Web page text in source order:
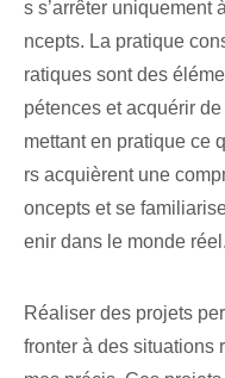
s s’arrêter uniquement
ncepts. La pratique
ratiques sont des
pétences et acquérir
mettant en pratique ce
rs acquièrent une
oncepts et se
enir dans le monde réel.
Réaliser des projets
fronter à des situations